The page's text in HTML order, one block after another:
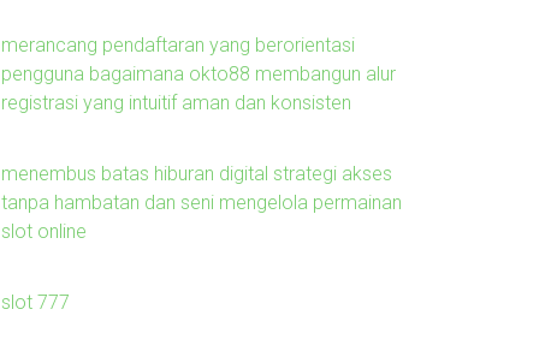
merancang pendaftaran yang berorientasi
pengguna bagaimana okto88 membangun alur
registrasi yang intuitif aman dan konsisten
menembus batas hiburan digital strategi akses
tanpa hambatan dan seni mengelola permainan
slot online
slot 777